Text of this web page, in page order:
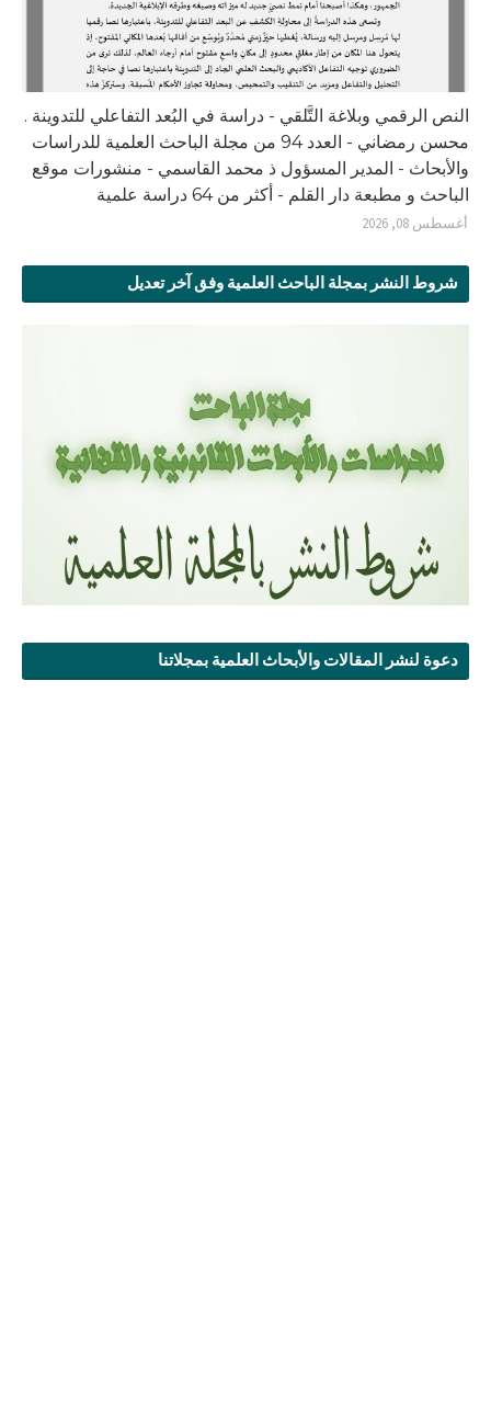
النص الرقمي وبلاغة التَّلقي - دراسة في البُعد التفاعلي للتدوينة .
محسن رمضاني - العدد 94 من مجلة الباحث العلمية للدراسات
والأبحاث - المدير المسؤول ذ محمد القاسمي - منشورات موقع
الباحث و مطبعة دار القلم - أكثر من 64 دراسة علمية
أغسطس 08, 2026
شروط النشر بمجلة الباحث العلمية وفق آخر تعديل
دعوة لنشر المقالات والأبحاث العلمية بمجلاتنا